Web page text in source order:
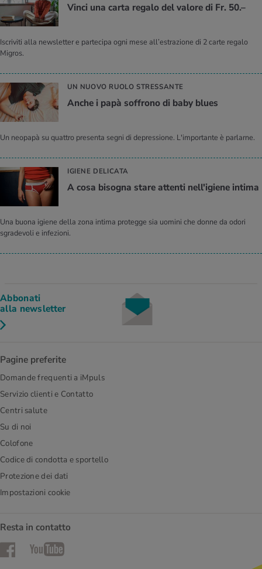
Vinci una carta regalo del valore di Fr. 50.–
Iscriviti alla newsletter e partecipa ogni mese all’estrazione di 2 carte regalo
Migros.
UN NUOVO RUOLO STRESSANTE
Anche i papà soffrono di baby blues
Un neopapà su quattro presenta segni di depressione. L'importante è parlarne.
IGIENE DELICATA
A cosa bisogna stare attenti nell'igiene intima
Una buona igiene della zona intima protegge sia uomini che donne da odori
sgradevoli e infezioni.
Abbonati
alla newsletter
Pagine preferite
Domande frequenti a iMpuls
Servizio clienti e Contatto
Centri salute
Su di noi
Colofone
Codice di condotta e sportello
Protezione dei dati
Impostazioni cookie
Resta in contatto
FacebookYouTube